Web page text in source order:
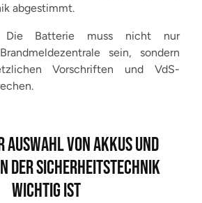
abgestimmt.
Die Batterie muss nicht nur
sein, sondern
Vorschriften und VdS-
AUSWAHL VON AKKUS UND
DER SICHERHEITSTECHNIK
WICHTIG IST